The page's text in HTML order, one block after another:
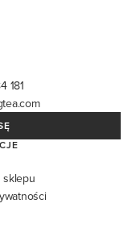
181
sklepu